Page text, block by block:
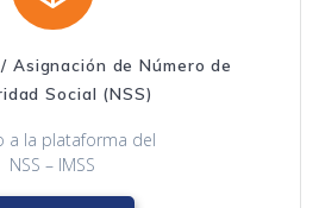
Asignación de Número de
Social (NSS)
a la plataforma del
NSS – IMSS